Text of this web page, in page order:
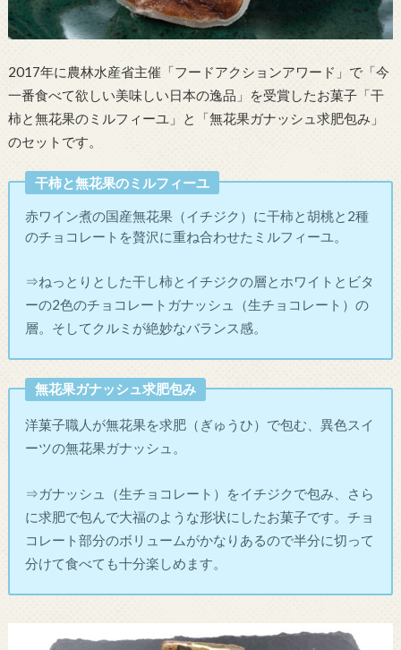
2017年に農林水産省主催「フードアクションアワード」で「今
一番食べて欲しい美味しい日本の逸品」を受賞したお菓子「干
柿と無花果のミルフィーユ」と「無花果ガナッシュ求肥包み」
のセットです。
干柿と無花果のミルフィーユ
赤ワイン煮の国産無花果（イチジク）に干柿と胡桃と2種
のチョコレートを贅沢に重ね合わせたミルフィーユ。
⇒ねっとりとした干し柿とイチジクの層とホワイトとビタ
ーの2色のチョコレートガナッシュ（生チョコレート）の
層。そしてクルミが絶妙なバランス感。
無花果ガナッシュ求肥包み
洋菓子職人が無花果を求肥（ぎゅうひ）で包む、異色スイ
ーツの無花果ガナッシュ。
⇒ガナッシュ（生チョコレート）をイチジクで包み、さら
に求肥で包んで大福のような形状にしたお菓子です。チョ
コレート部分のボリュームがかなりあるので半分に切って
分けて食べても十分楽しめます。